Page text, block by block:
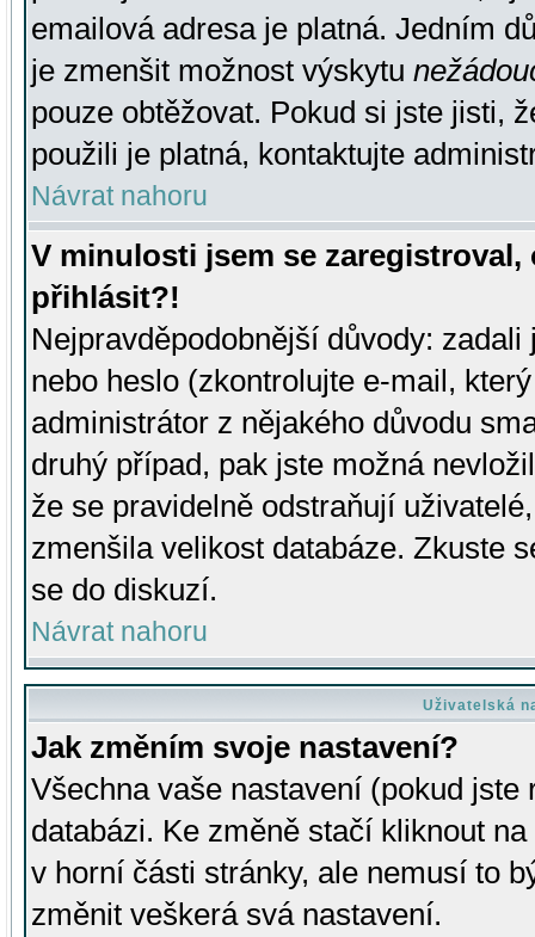
emailová adresa je platná. Jedním
je zmenšit možnost výskytu
pouze obtěžovat. Pokud si jste jisti,
použili je platná, kontaktujte
Návrat nahoru
V minulosti jsem se
přihlásit?!
Nejpravděpodobnější důvody:
nebo heslo (zkontrolujte e-mail,
administrátor z nějakého důvodu
druhý případ, pak jste možná
že se pravidelně odstraňují
zmenšila velikost databáze. Zkuste
se do diskuzí.
Návrat nahoru
Uživatelská
Jak změním svoje nastavení?
Všechna vaše nastavení (pokud
databázi. Ke změně stačí kliknout
v horní části stránky, ale nemusí to
změnit veškerá svá nastavení.